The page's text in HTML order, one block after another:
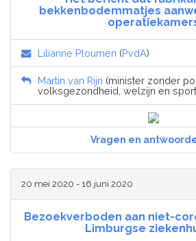
bekkenbodemmatjes
Lilianne Ploumen (PvdA)
Martin van Rijn (minister zonder
volksgezondheid, welzijn en
Vragen en
20 mei 2020 - 16 juni 2020
Bezoekverboden aan niet-
Limburgse